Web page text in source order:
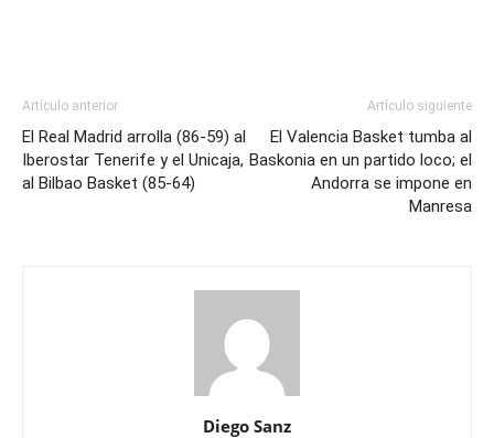
Artículo anterior
El Real Madrid arrolla (86-59) al
Iberostar Tenerife y el Unicaja,
al Bilbao Basket (85-64)
Artículo siguiente
El Valencia Basket tumba al
Baskonia en un partido loco; el
Andorra se impone en
Manresa
Diego Sanz